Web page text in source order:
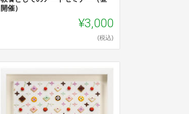
開催）
¥3,000
(税込)